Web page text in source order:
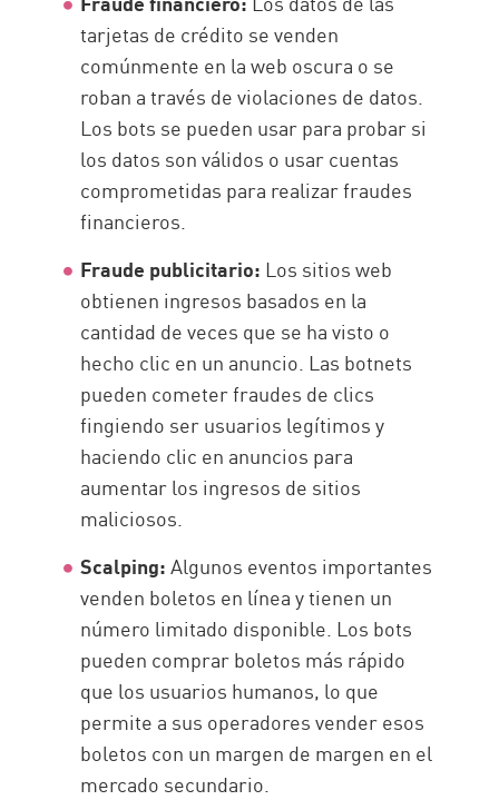
tarjetas de crédito se venden
comúnmente en la web oscura o se
roban a través de violaciones de datos.
Los bots se pueden usar para probar si
los datos son válidos o usar cuentas
comprometidas para realizar fraudes
financieros.
Fraude publicitario: Los sitios web
obtienen ingresos basados en la
cantidad de veces que se ha visto o
hecho clic en un anuncio. Las botnets
pueden cometer fraudes de clics
fingiendo ser usuarios legítimos y
haciendo clic en anuncios para
aumentar los ingresos de sitios
maliciosos.
Scalping:Algunos eventos importantes
venden boletos en línea y tienen un
número limitado disponible. Los bots
pueden comprar boletos más rápido
que los usuarios humanos, lo que
permite a sus operadores vender esos
boletos con un margen de margen en el
mercado secundario.